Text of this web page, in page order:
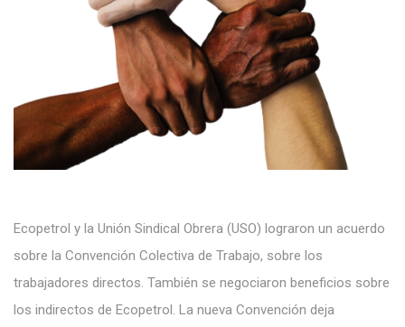
Ecopetrol y la Unión Sindical Obrera (USO) lograron un acuerdo
sobre la Convención Colectiva de Trabajo, sobre los
trabajadores directos. También se negociaron beneficios sobre
los indirectos de Ecopetrol. La nueva Convención deja